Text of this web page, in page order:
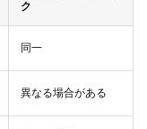
ク
同一
異なる場合がある